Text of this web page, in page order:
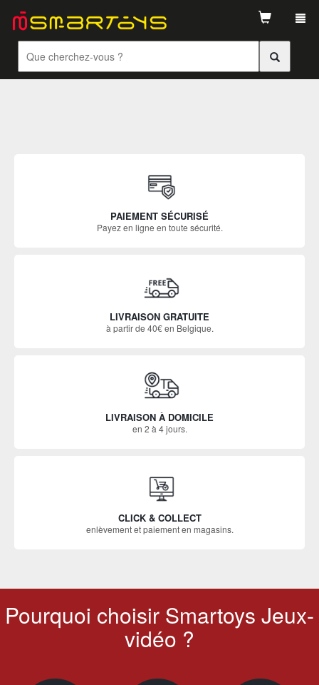
PAIEMENT SÉCURISÉ
Payez en ligne en toute sécurité.
LIVRAISON GRATUITE
à partir de 40€ en Belgique.
LIVRAISON À DOMICILE
en 2 à 4 jours.
CLICK & COLLECT
enlèvement et paiement en magasins.
Pourquoi choisir Smartoys Jeux-
vidéo ?